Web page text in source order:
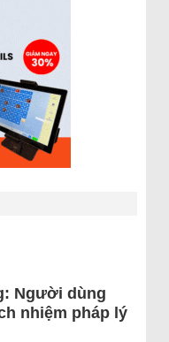
Người dùng
nhiệm pháp lý